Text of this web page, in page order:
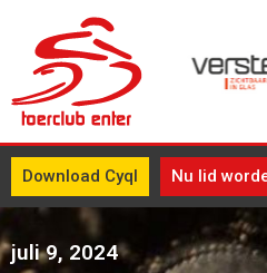
Download Cyql Nu lid
juli 9, 2024